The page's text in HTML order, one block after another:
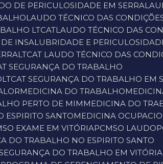
DE PERICULOSIDADE EM SERRA
LAUDO TÉCNICO DAS
LTCAT LAUDO TÉCNICO DAS
DE INSALUBRIDADE E
LTCAT LAUDO TÉCNICO DAS
SEGURANÇA DO TRABALHO
LTCAT SEGURANÇA DO TRABALHO EM
MEDICINA DO TRABALHO
PERTO DE MIM
MEDICINA DO
ESPIRITO SANTO
MEDICINA
EXAME EM VITÓRIA PCMSO LAUDO
DO TRABALHO NO ESPIRITO SANTO
SEGURANÇA DO TRABALHO EM VITÓRIA